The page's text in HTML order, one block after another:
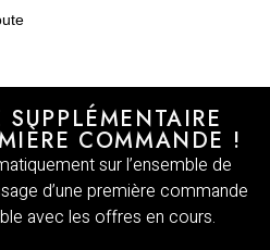
COMMANDE !
sur l’ensemble de
d’une première commande
avec les offres en cours.